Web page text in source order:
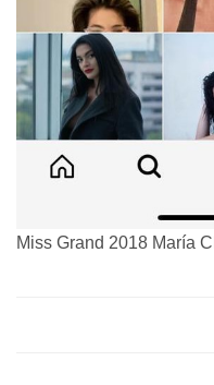
Miss Grand 2018 María